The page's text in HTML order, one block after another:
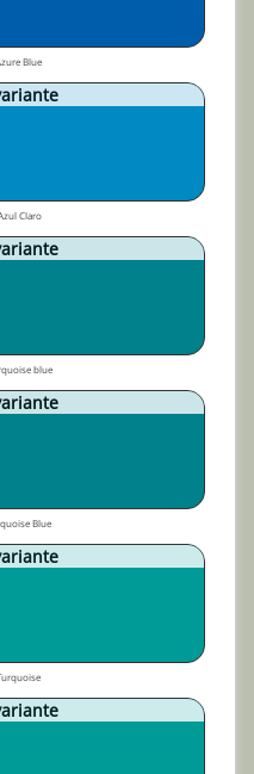
Blue
Claro
blue
Blue